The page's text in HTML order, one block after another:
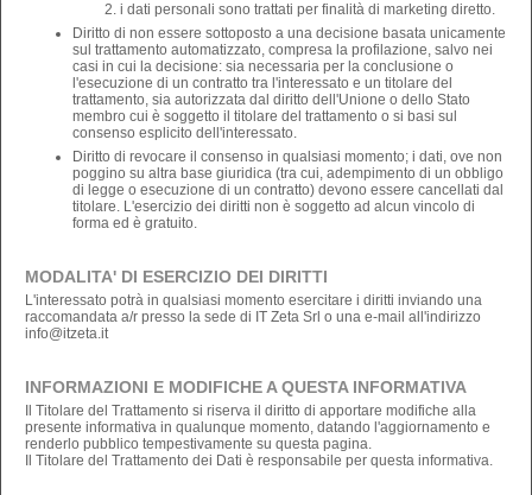
i dati personali sono trattati per finalità di marketing diretto.
Diritto di non essere sottoposto a una decisione basata unicamente
sul trattamento automatizzato, compresa la profilazione, salvo nei
casi in cui la decisione: sia necessaria per la conclusione o
l'esecuzione di un contratto tra l'interessato e un titolare del
trattamento, sia autorizzata dal diritto dell'Unione o dello Stato
membro cui è soggetto il titolare del trattamento o si basi sul
consenso esplicito dell'interessato.
Diritto di revocare il consenso in qualsiasi momento; i dati, ove non
poggino su altra base giuridica (tra cui, adempimento di un obbligo
di legge o esecuzione di un contratto) devono essere cancellati dal
titolare. L'esercizio dei diritti non è soggetto ad alcun vincolo di
forma ed è gratuito.
MODALITA' DI ESERCIZIO DEI DIRITTI
L'interessato potrà in qualsiasi momento esercitare i diritti inviando una
raccomandata a/r presso la sede di IT Zeta Srl o una e-mail all'indirizzo
info@itzeta.it
INFORMAZIONI E MODIFICHE A QUESTA INFORMATIVA
Il Titolare del Trattamento si riserva il diritto di apportare modifiche alla
presente informativa in qualunque momento, datando l'aggiornamento e
renderlo pubblico tempestivamente su questa pagina.
Il Titolare del Trattamento dei Dati è responsabile per questa informativa.